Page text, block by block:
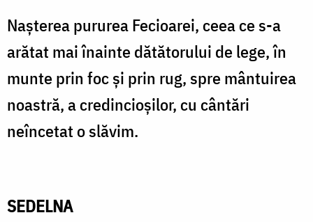
Naşterea pururea Fecioarei, ceea ce s-a
arătat mai înainte dătătorului de lege, în
munte prin foc şi prin rug, spre mântuirea
noastră, a credincioşilor, cu cântări
neîncetat o slăvim.
SEDELNA